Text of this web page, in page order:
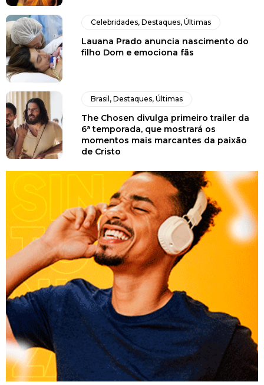
Celebridades,Destaques,Últimas
Lauana Prado anuncia nascimento do
filho Dom e emociona fãs
Brasil ,Destaques,Últimas
The Chosen divulga primeiro trailer da
6ª temporada, que mostrará os
momentos mais marcantes da paixão
de Cristo